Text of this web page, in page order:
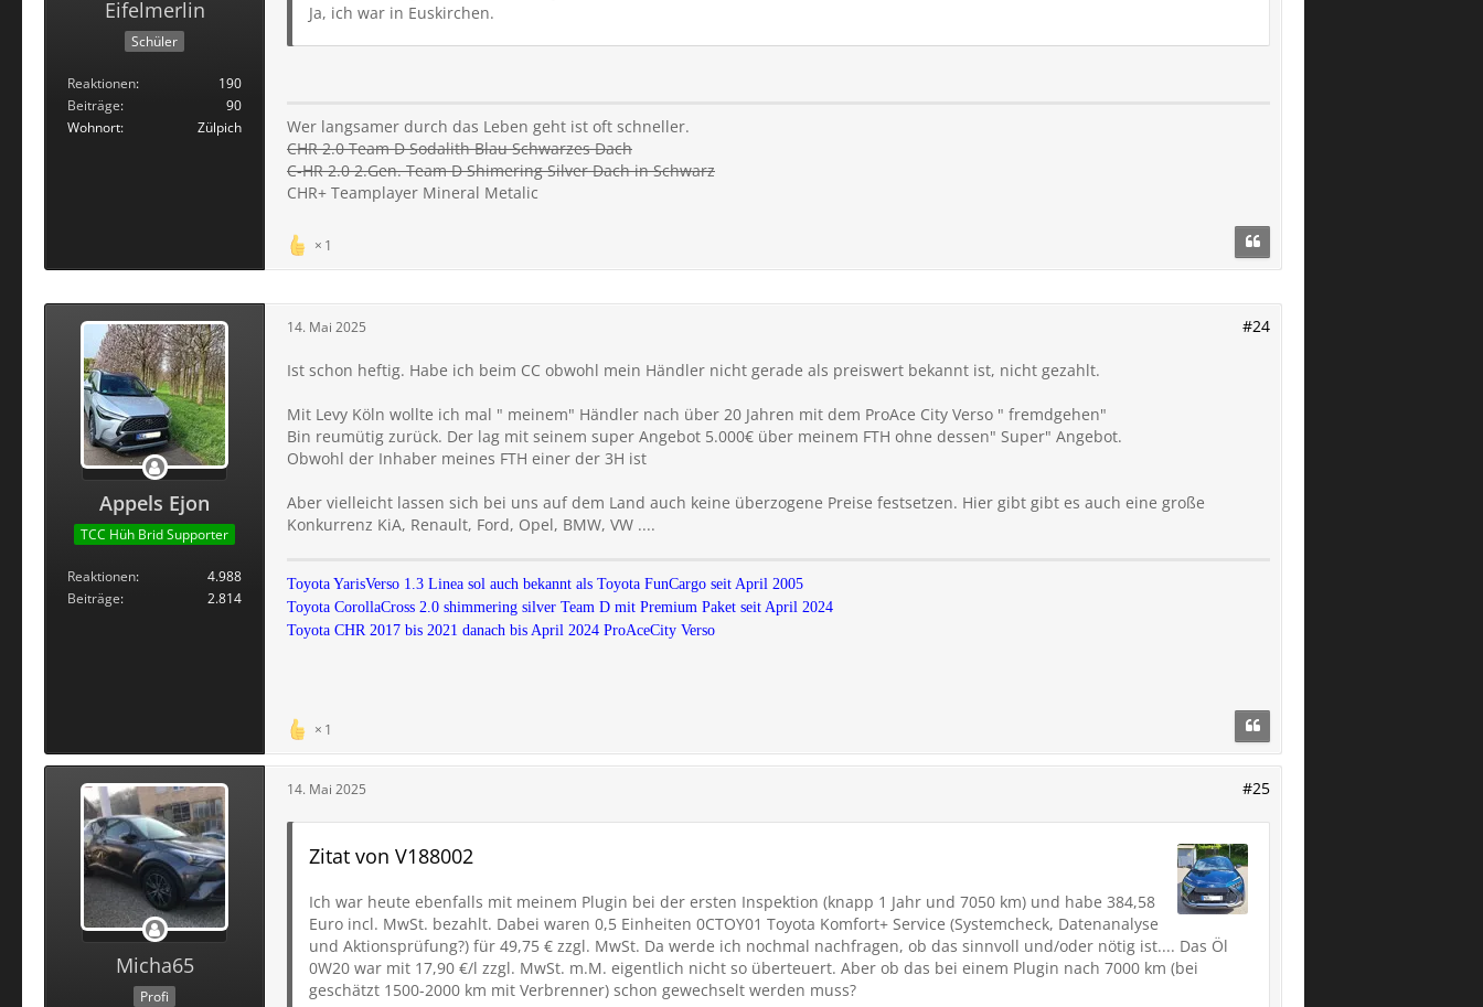
Eifelmerlin
Schüler
Reaktionen
190
Beiträge
90
Wohnort
Zülpich
Ja, ich war in Euskirchen.
Wer langsamer durch das Leben geht ist oft schneller.
CHR 2.0 Team D Sodalith Blau Schwarzes Dach
C-HR 2.0 2.Gen. Team D Shimering Silver Dach in Schwarz
CHR+ Teamplayer Mineral Metalic
1
Appels Ejon
TCC Hüh Brid Supporter
Reaktionen
4.988
Beiträge
2.814
14. Mai 2025 #24
Ist schon heftig. Habe ich beim CC obwohl mein Händler nicht gerade als preiswert bekannt ist, nicht gezahlt.
Mit Levy Köln wollte ich mal " meinem" Händler nach über 20 Jahren mit dem ProAce City Verso " fremdgehen"
Bin reumütig zurück. Der lag mit seinem super Angebot 5.000€ über meinem FTH ohne dessen" Super" Angebot.
Obwohl der Inhaber meines FTH einer der 3H ist
Aber vielleicht lassen sich bei uns auf dem Land auch keine überzogene Preise festsetzen. Hier gibt gibt es auch eine große
Konkurrenz KiA, Renault, Ford, Opel, BMW, VW ....
Toyota YarisVerso 1.3 Linea sol auch bekannt als Toyota FunCargo seit April 2005
Toyota CorollaCross 2.0 shimmering silver Team D mit Premium Paket seit April 2024
Toyota CHR 2017 bis 2021 danach bis April 2024 ProAceCity Verso
1
Micha65
Profi
14. Mai 2025 #25
Zitat von V188002
Ich war heute ebenfalls mit meinem Plugin bei der ersten Inspektion (knapp 1 Jahr und 7050 km) und habe 384,58
Euro incl. MwSt. bezahlt. Dabei waren 0,5 Einheiten 0CTOY01 Toyota Komfort+ Service (Systemcheck, Datenanalyse
und Aktionsprüfung?) für 49,75 € zzgl. MwSt. Da werde ich nochmal nachfragen, ob das sinnvoll und/oder nötig ist.... Das Öl
0W20 war mit 17,90 €/l zzgl. MwSt. m.M. eigentlich nicht so überteuert. Aber ob das bei einem Plugin nach 7000 km (bei
geschätzt 1500-2000 km mit Verbrenner) schon gewechselt werden muss?